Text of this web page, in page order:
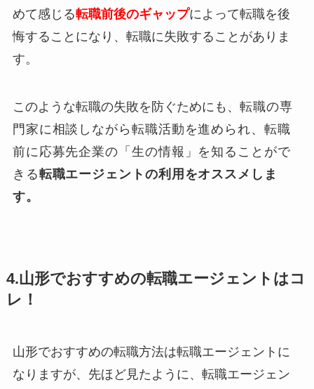
めて感じる転職前後のギャップによって転職を後
悔することになり、転職に失敗することがありま
す。
このような転職の失敗を防ぐためにも、 転職の専
門家に相談しながら転職活動を進められ、転職
前に応募先企業の「生の情報」を知ることがで
きる転職エージェントの利用をオススメしま
す。
4.山形でおすすめの転職エージェントはコ
レ！
山形でおすすめの転職方法は転職エージェントに
なりますが、先ほど見たように、転職エージェン